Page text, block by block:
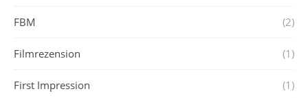
FBM (2)
Filmrezension (1)
First Impression (1)